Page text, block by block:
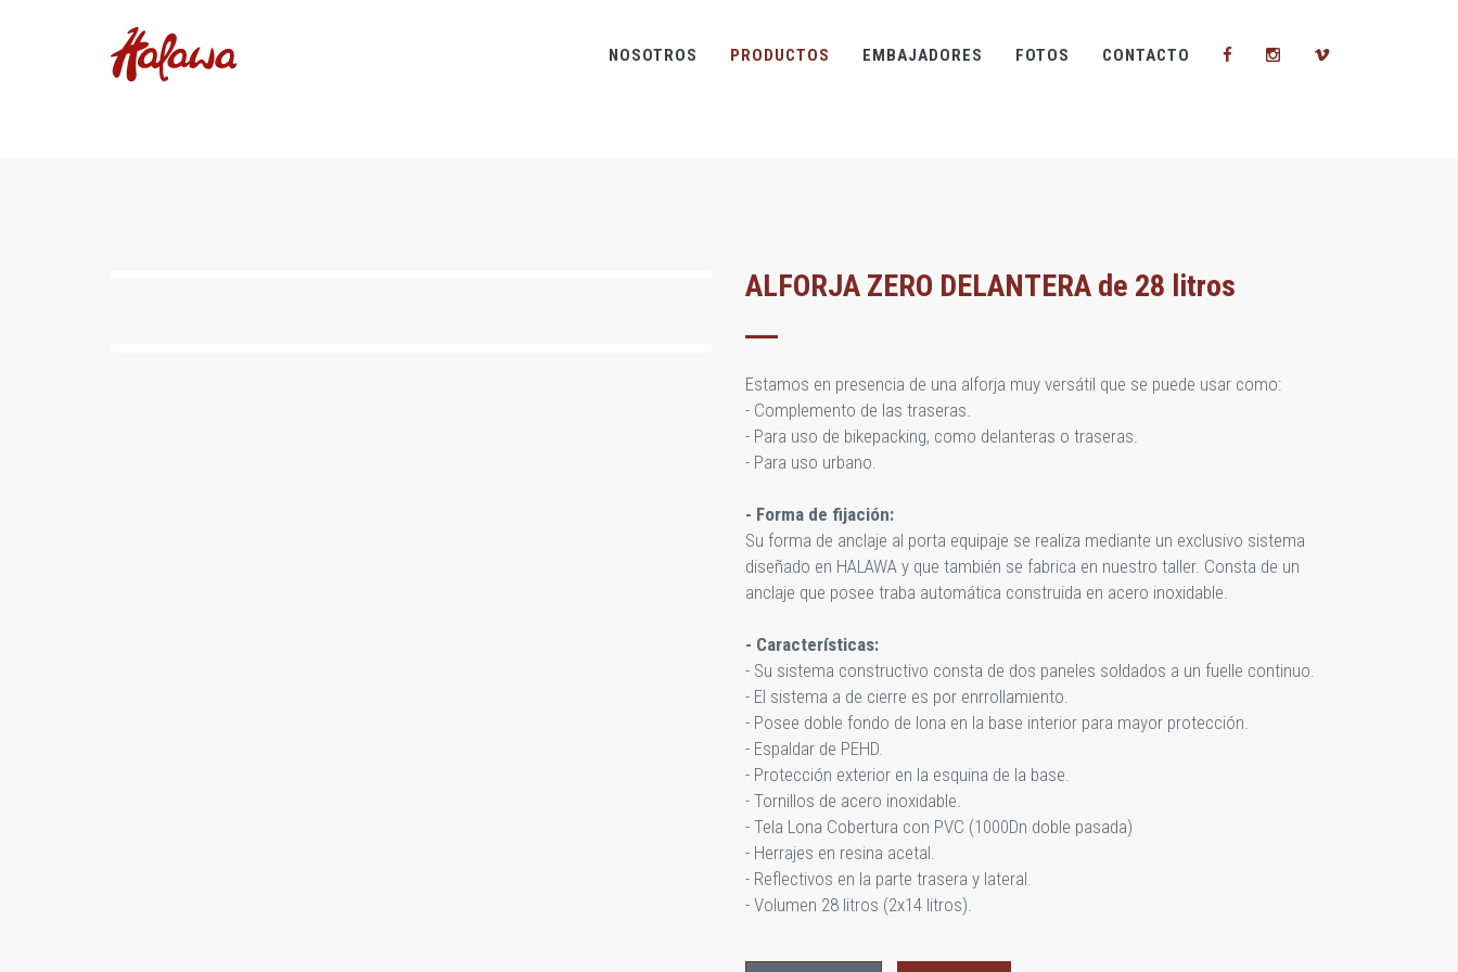
NOSOTROS PRODUCTOS EMBAJADORES FOTOS CONTACTO
ALFORJA ZERO DELANTERA de 28 litros
Estamos en presencia de una alforja muy versátil que se puede usar como:
- Complemento de las traseras.
- Para uso de bikepacking, como delanteras o traseras.
- Para uso urbano.
- Forma de fijación:
Su forma de anclaje al porta equipaje se realiza mediante un exclusivo sistema
diseñado en HALAWA y que también se fabrica en nuestro taller. Consta de un
anclaje que posee traba automática construida en acero inoxidable.
- Características:
- Su sistema constructivo consta de dos paneles soldados a un fuelle continuo.
- El sistema a de cierre es por enrrollamiento.
- Posee doble fondo de lona en la base interior para mayor protección.
- Espaldar de PEHD.
- Protección exterior en la esquina de la base.
- Tornillos de acero inoxidable.
- Tela Lona Cobertura con PVC (1000Dn doble pasada)
- Herrajes en resina acetal.
- Reflectivos en la parte trasera y lateral.
- Volumen 28 litros (2x14 litros).